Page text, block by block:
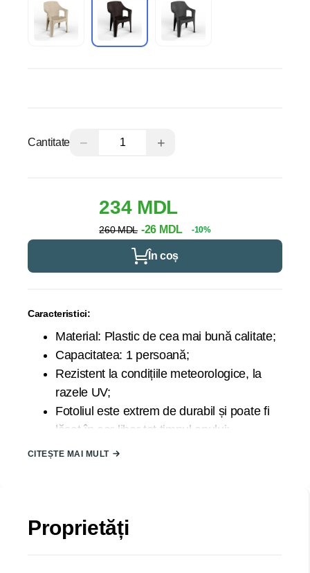
Cantitate − +
234 MDL
260 MDL -26 MDL -10%
În coș
Caracteristici:
Material: Plastic de cea mai bună calitate;
Capacitatea: 1 persoană;
Rezistent la condițiile meteorologice, la
razele UV;
Fotoliul este extrem de durabil și poate fi
lăsat în aer liber tot timpul anului;
Construcția solidă și calitatea înaltă a
auto-asamblat;
Țara de origine: TURCIA;
CITEȘTE MAI MULT
Proprietăți